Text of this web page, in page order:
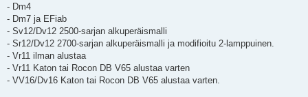
t
i
- Dm4
- Dm7 ja EFiab
- Sv12/Dv12 2500-sarjan alkuperäismalli
- Sr12/Dv12 2700-sarjan alkuperäismalli ja modifioitu 2-lamppuinen.
- Vr11 ilman alustaa
- Vr11 Katon tai Rocon DB V65 alustaa varten
- VV16/Dv16 Katon tai Rocon DB V65 alustaa varten.